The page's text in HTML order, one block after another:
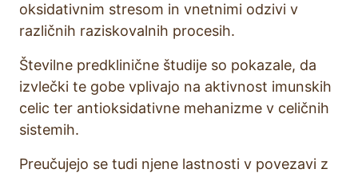
oksidativnim stresom in vnetnimi odzivi v
različnih raziskovalnih procesih.
Številne predklinične študije so pokazale, da
izvlečki te gobe vplivajo na aktivnost imunskih
celic ter antioksidativne mehanizme v celičnih
sistemih.
Preučujejo se tudi njene lastnosti v povezavi z